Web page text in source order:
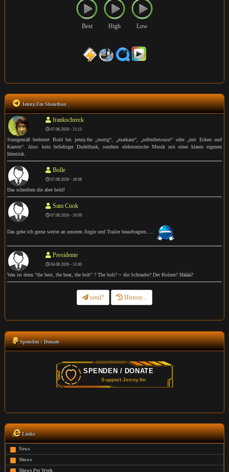
Best High Low
Jenny.Fm Shoutbox
frankschreck
07.08.2026 - 21:13
Sinngemäß bedeutet Bold bei jenny.fm „mutig“, „markant“, „selbstbewusst“ oder „mit Ecken und
Kanten“. Also: kein beliebiger Dudelfunk, sondern elektronische Musik mit einer klaren eigenen
Identität.
Bolle
07.08.2026 - 16:58
Das schreiben die aber bold!
Sam Cook
07.08.2026 - 10:59
Das gebe ich gerne weiter an unseren Jingle und Trailer beauftragten.....
Presidente
04.08.2026 - 13:30
Was ist denn "the best, the beat, the bolt" ? The bolt? = die Schraube? Der Bolzen? Hääää?
send? History...
Spenden / Donate
Links
News
Shows
Shows Per Week